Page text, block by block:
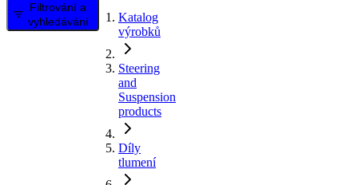
Filtrování a
vyhledávání
Katalog
výrobků
Steering
and
Suspension
products
Díly
tlumení